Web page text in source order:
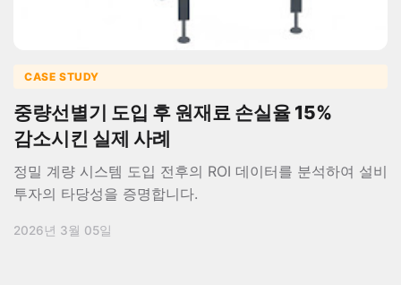
CASE STUDY
중량선별기 도입 후 원재료 손실율 15%
감소시킨 실제 사례
정밀 계량 시스템 도입 전후의 ROI 데이터를 분석하여 설비
투자의 타당성을 증명합니다.
2026년 3월 05일